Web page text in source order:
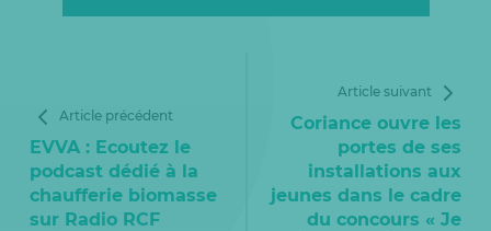
Article précédent
EVVA : Ecoutez le
podcast dédié à la
chaufferie biomasse
sur Radio RCF
Article suivant
Coriance ouvre les
portes de ses
installations aux
jeunes dans le cadre
du concours « Je